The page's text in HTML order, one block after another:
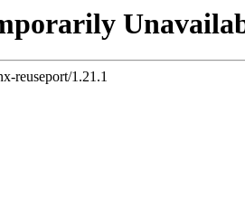
reuseport/1.21.1